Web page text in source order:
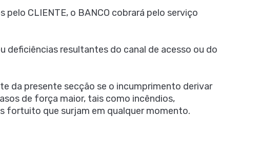
CLIENTE, o BANCO cobrará pelo serviço
deficiências resultantes do canal de acesso ou do
da presente secção se o incumprimento derivar
de força maior, tais como incêndios,
fortuito que surjam em qualquer momento.